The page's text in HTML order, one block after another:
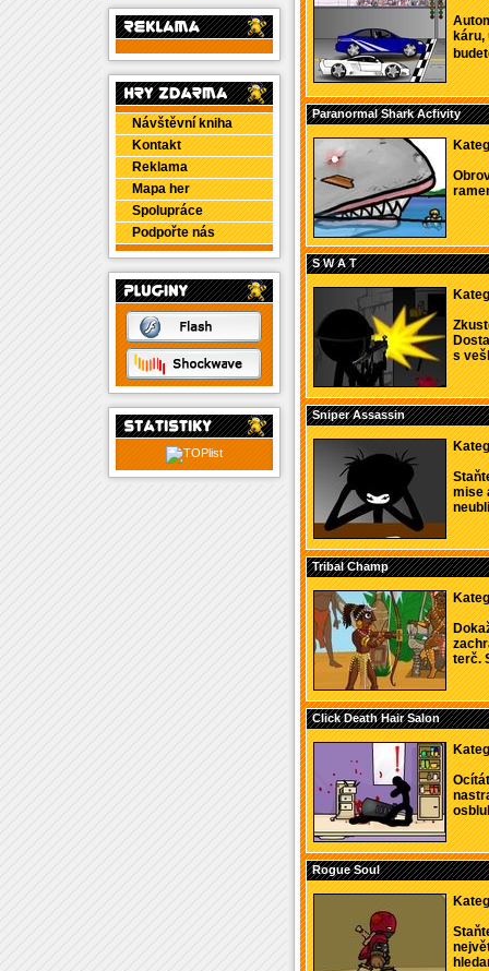
Návštěvní kniha
Kontakt
Reklama
Mapa her
Spolupráce
Podpořte nás
káru,
Paranormal Shark Acfivity
S W A T
s
Sniper Assassin
mise
Tribal Champ
terč.
Click Death Hair Salon
Rogue Soul